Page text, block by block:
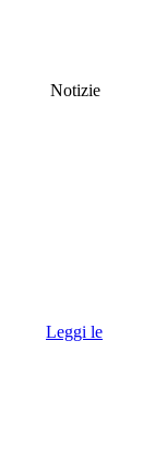
Notizie
Leggi le